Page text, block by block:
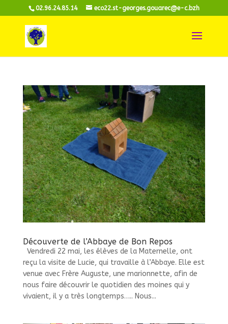
02.96.24.85.14 eco22.st-georges.gouarec@e-c.bzh
Découverte de l’Abbaye de Bon Repos
Vendredi 22 mai, les élèves de la Maternelle, ont
reçu la visite de Lucie, qui travaille à l’Abbaye. Elle est
venue avec Frère Auguste, une marionnette, afin de
nous faire découvrir le quotidien des moines qui y
vivaient, il y a très longtemps….. Nous...